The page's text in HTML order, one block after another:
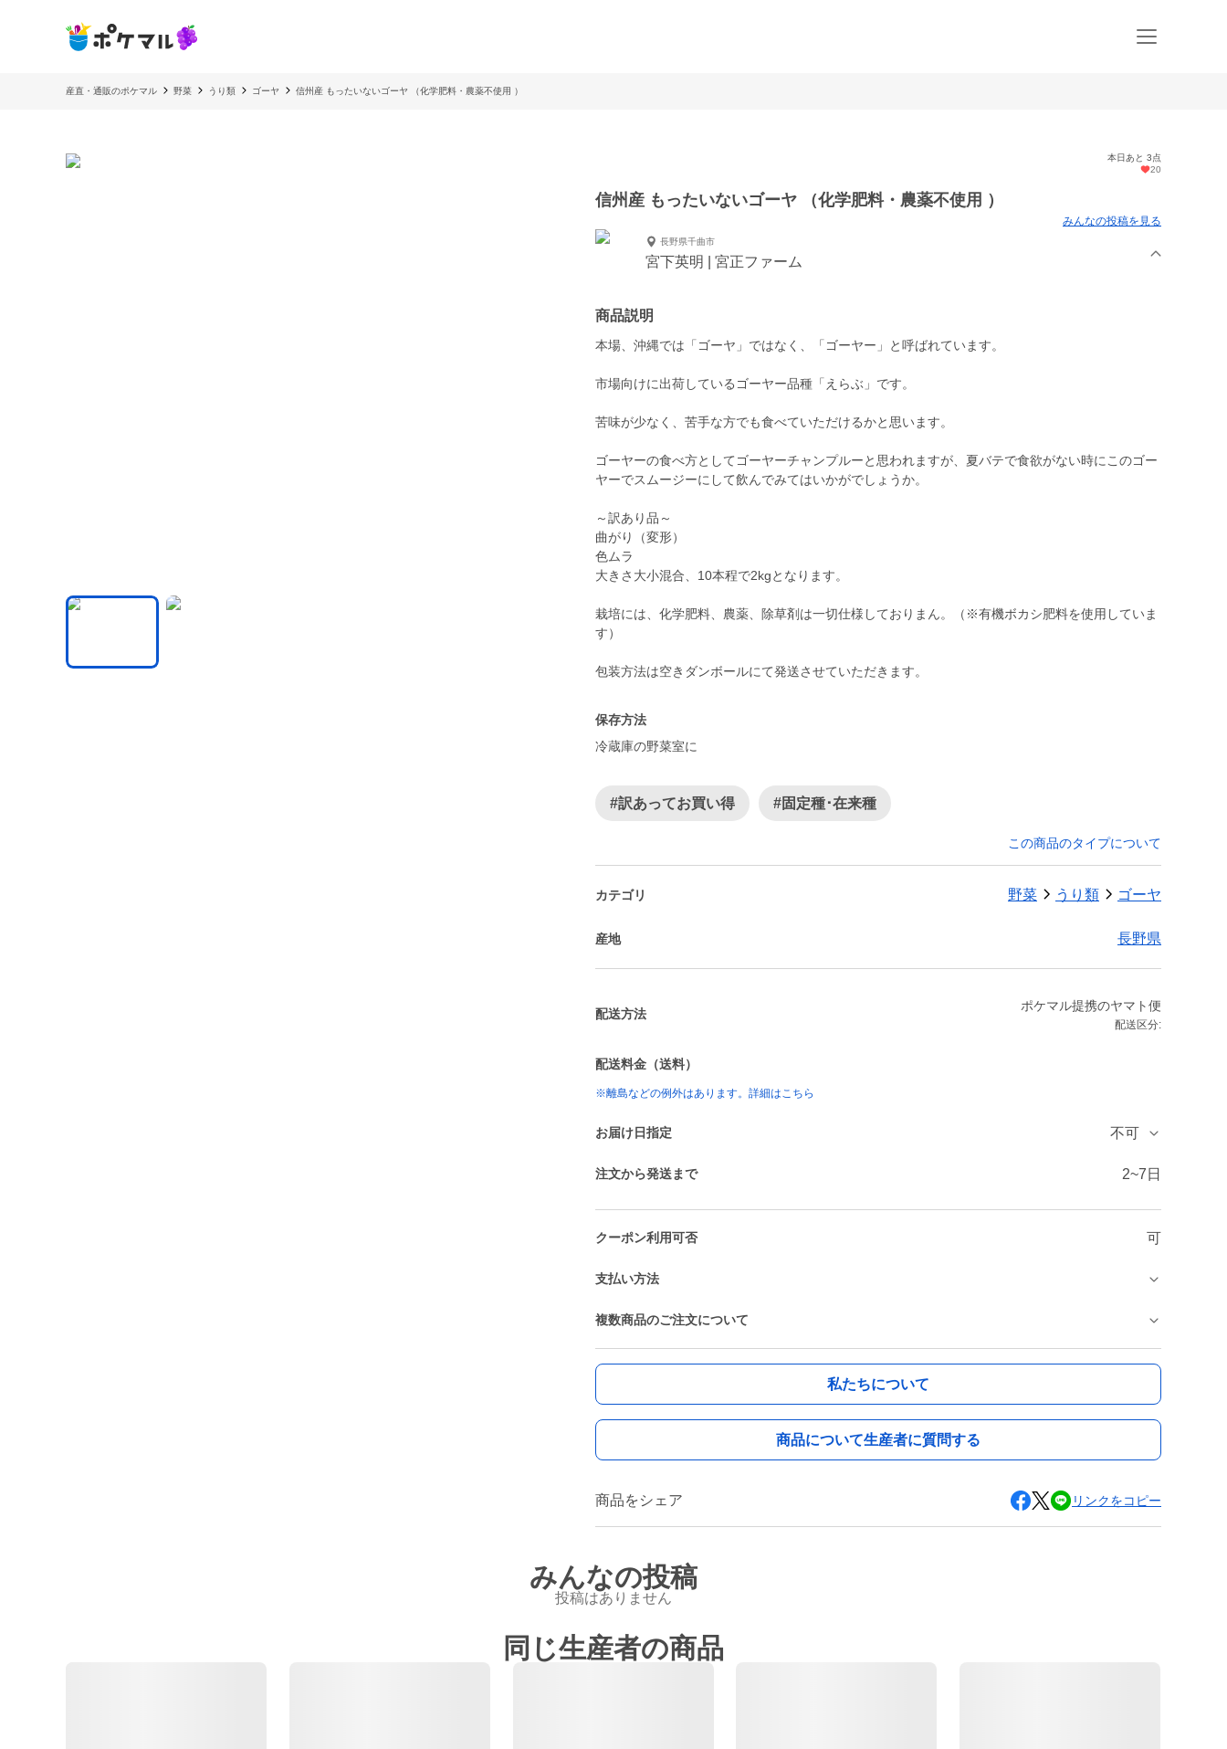
産直・通販のポケマル 野菜 うり類 ゴーヤ 信州産 もったいないゴーヤ （化学肥料・農薬不使用 ）
本日あと 3点
20
信州産 もったいないゴーヤ （化学肥料・農薬不使用 ）
みんなの投稿を見る
長野県千曲市
宮下英明 | 宮正ファーム
商品説明
本場、沖縄では「ゴーヤ」ではなく、「ゴーヤー」と呼ばれています。
市場向けに出荷しているゴーヤー品種「えらぶ」です。
苦味が少なく、苦手な方でも食べていただけるかと思います。
ゴーヤーの食べ方としてゴーヤーチャンプルーと思われますが、夏バテで食欲がない時にこのゴー
ヤーでスムージーにして飲んでみてはいかがでしょうか。
～訳あり品～
曲がり（変形）
色ムラ
大きさ大小混合、10本程で2kgとなります。
栽培には、化学肥料、農薬、除草剤は一切仕様しておりまん。（※有機ボカシ肥料を使用していま
す）
包装方法は空きダンボールにて発送させていただきます。
保存方法
冷蔵庫の野菜室に
#訳あってお買い得 #固定種･在来種
この商品のタイプについて
カテゴリ 野菜 うり類 ゴーヤ
産地 長野県
配送方法
ポケマル提携のヤマト便
配送区分:
配送料金（送料）
※離島などの例外はあります。詳細はこちら
お届け日指定 不可
注文から発送まで 2~7日
クーポン利用可否 可
支払い方法
複数商品のご注文について
私たちについて
商品について生産者に質問する
商品をシェア リンクをコピー
みんなの投稿
投稿はありません
同じ生産者の商品